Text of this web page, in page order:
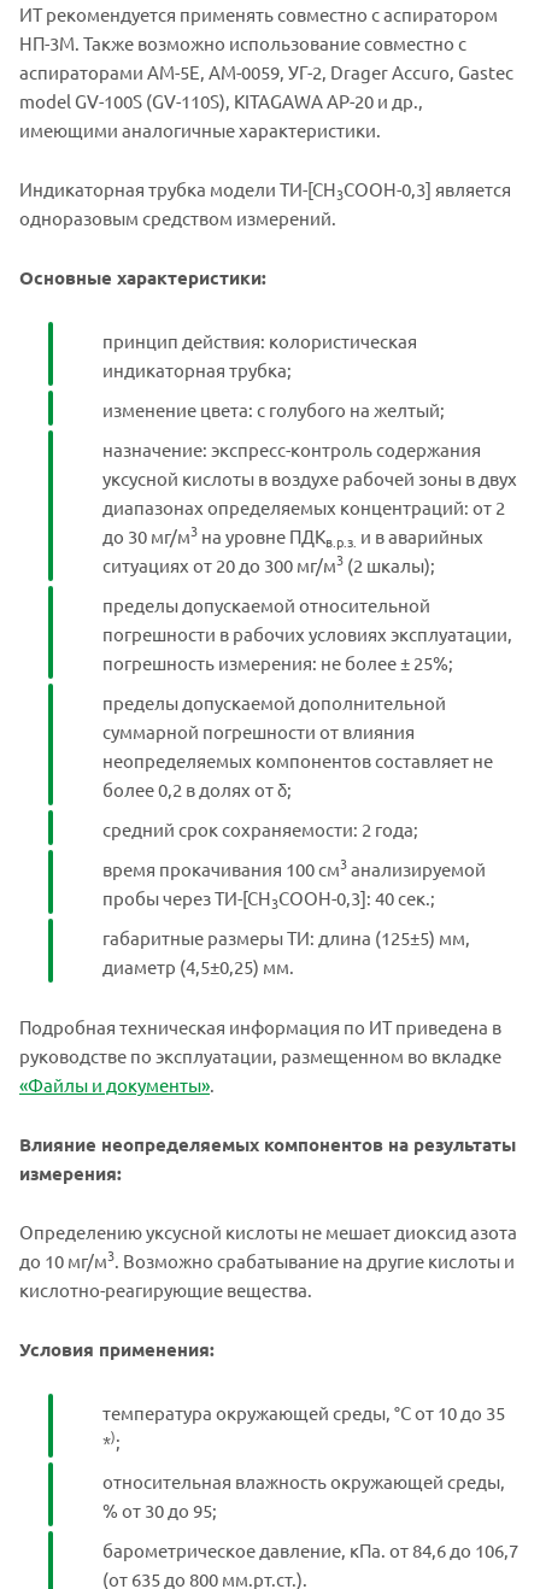
ИТ рекомендуется применять совместно с аспиратором
НП-3М. Также возможно использование совместно с
аспираторами АМ-5Е, АМ-0059, УГ-2, Drager Accuro, Gastec
model GV-100S (GV-110S), KITAGAWA АР-20 и др.,
имеющими аналогичные характеристики.
Индикаторная трубка модели ТИ-[СН3СООН-0,3] является
одноразовым средством измерений.
Основные характеристики:
принцип действия: колористическая
индикаторная трубка;
изменение цвета: с голубого на желтый;
назначение: экспресс-контроль содержания
уксусной кислоты в воздухе рабочей зоны в двух
диапазонах определяемых концентраций: от 2
до 30 мг/м3 на уровне ПДКв.р.з. и в аварийных
ситуациях от 20 до 300 мг/м3 (2 шкалы);
пределы допускаемой относительной
погрешности в рабочих условиях эксплуатации,
погрешность измерения: не более ± 25%;
пределы допускаемой дополнительной
суммарной погрешности от влияния
неопределяемых компонентов составляет не
более 0,2 в долях от δ;
средний срок сохраняемости: 2 года;
время прокачивания 100 см3анализируемой
пробы через ТИ-[СН3СООН-0,3]: 40 сек.;
габаритные размеры ТИ: длина (125±5) мм,
диаметр (4,5±0,25) мм.
Подробная техническая информация по ИТ приведена в
руководстве по эксплуатации, размещенном во вкладке
«Файлы и документы».
Влияние неопределяемых компонентов на результаты
измерения:
Определению уксусной кислоты не мешает диоксид азота
до 10 мг/м3. Возможно срабатывание на другие кислоты и
кислотно-реагирующие вещества.
Условия применения:
температура окружающей среды, °С от 10 до 35
*);
относительная влажность окружающей среды,
% от 30 до 95;
барометрическое давление, кПа. от 84,6 до 106,7
(от 635 до 800 мм.рт.ст.).